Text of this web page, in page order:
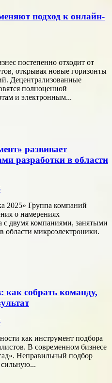
подход к онлайн-
постепенно отходит от
открывая новые горизонты
Децентрализованные
полноценной
и электронным...
развивает
разработки в области
2025» Группа компаний
о намерениях
с двумя компаниями, занятыми
области микроэлектроники.
как собрать команду,
как инструмент подбора
В современном бизнесе
Неправильный подбор
сильную...